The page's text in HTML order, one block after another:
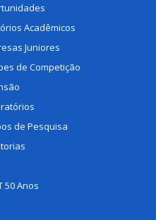
Acadêmicos
Juniores
de Competição
de Pesquisa
50 Anos